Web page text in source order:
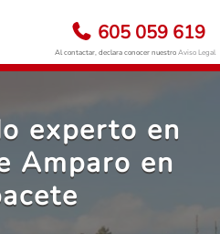
605 059 619
Al contactar, declara conocer nuestroAviso Legal
experto en
Amparo en